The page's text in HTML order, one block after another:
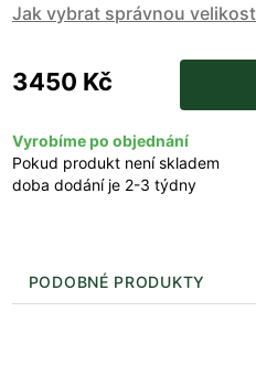
Jak vybrat správnou velikost
3450 Kč
Vyrobíme po objednání
Pokud produkt není skladem
doba dodání je 2-3 týdny
PODOBNÉ PRODUKTY